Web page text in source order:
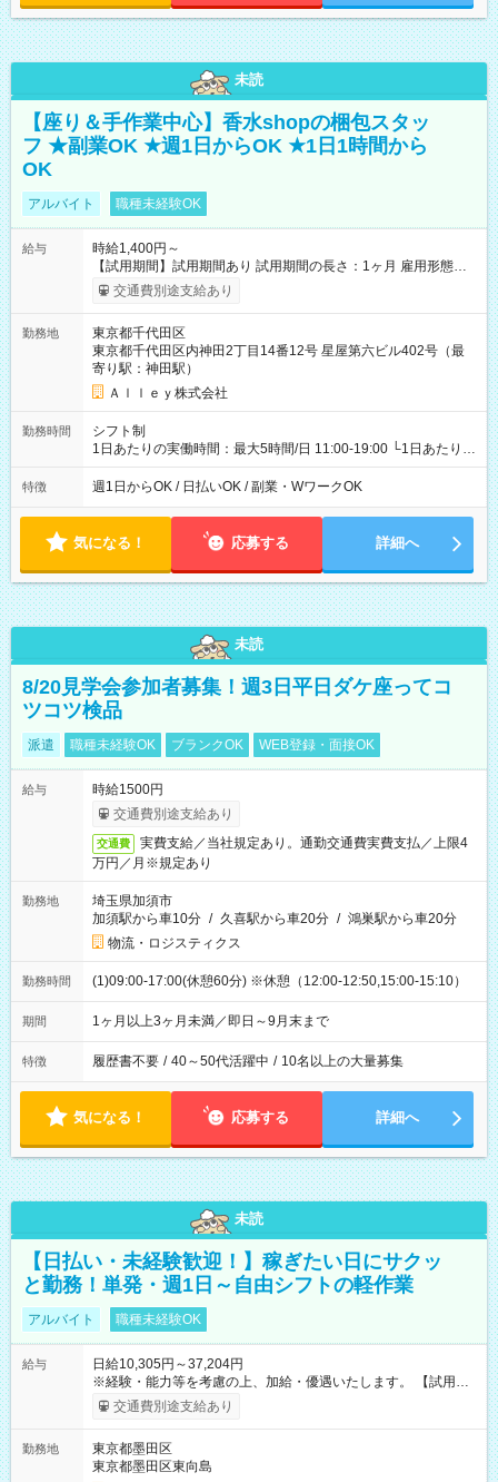
未読
【座り＆手作業中心】香水shopの梱包スタッ
フ ★副業OK ★週1日からOK ★1日1時間から
OK
アルバイト 職種未経験OK
給与
時給1,400円～
【試用期間】試用期間あり 試用期間の長さ：1ヶ月 雇用形態、
給与は本採用時と同じです。
交通費別途支給あり
勤務地
東京都千代田区
東京都千代田区内神田2丁目14番12号 星屋第六ビル402号（最
寄り駅：神田駅）
Ａｌｌｅｙ株式会社
勤務時間
シフト制
1日あたりの実働時間：最大5時間/日 11:00-19:00 └1日あたりの
実働時間：1-5時間 └上記の時間帯内であれば、いつでも勤務可
能！ └平日・土曜日の中で、お好きな曜日でご勤務いただけま
18:00 などのように、自由な働き方が可能なお仕事です！
特徴 週1日からOK / 日払いOK / 副業・WワークOK
気になる！ 応募する 詳細へ
未読
8/20見学会参加者募集！週3日平日ダケ座ってコ
ツコツ検品
派遣 職種未経験OK ブランクOK WEB登録・面接OK
給与
時給1500円
交通費別途支給あり
交通費
実費支給／当社規定あり。通勤交通費実費支払／上限4
万円／月※規定あり
勤務地
埼玉県加須市
加須駅から車10分 / 久喜駅から車20分 / 鴻巣駅から車20分
物流・ロジスティクス
勤務時間 (1)09:00-17:00(休憩60分) ※休憩（12:00-12:50,15:00-15:10）
期間 1ヶ月以上3ヶ月未満／即日～9月末まで
特徴 履歴書不要 / 40～50代活躍中 / 10名以上の大量募集
気になる！ 応募する 詳細へ
未読
【日払い・未経験歓迎！】稼ぎたい日にサクッ
と勤務！単発・週1日～自由シフトの軽作業
アルバイト 職種未経験OK
給与
日給10,305円～37,204円
※経験・能力等を考慮の上、加給・優遇いたします。 【試用期
間】試用期間なし
交通費別途支給あり
勤務地
東京都墨田区
東京都墨田区東向島